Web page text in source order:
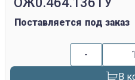
Поставляется под заказ
-
В